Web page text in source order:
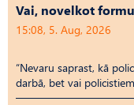
Vai, novelkot
15:08, 5. Aug, 2026
“Nevaru saprast, kā
darbā, bet vai